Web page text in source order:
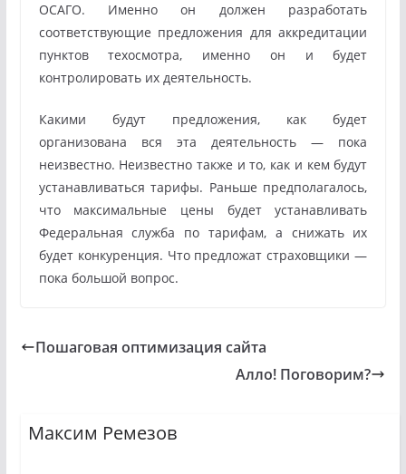
ОСАГО. Именно он должен разработать
соответствующие предложения для аккредитации
пунктов техосмотра, именно он и будет
контролировать их деятельность.
Какими будут предложения, как будет
организована вся эта деятельность — пока
неизвестно. Неизвестно также и то, как и кем будут
устанавливаться тарифы. Раньше предполагалось,
что максимальные цены будет устанавливать
Федеральная служба по тарифам, а снижать их
будет конкуренция. Что предложат страховщики —
пока большой вопрос.
Пошаговая оптимизация сайта
Алло! Поговорим?
Максим Ремезов